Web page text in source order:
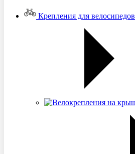
Крепления для велосипедов